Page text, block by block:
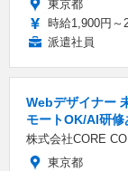
東京都
時給1,900円～
派遣社員
Webデザイナー
モートOK/AI研修
株式会社CORE
東京都